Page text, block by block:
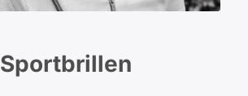
Sportbrillen